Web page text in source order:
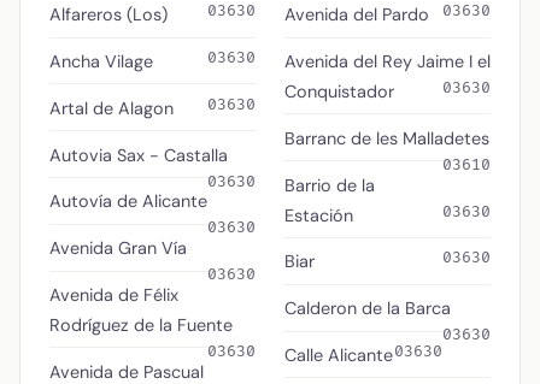
Alfareros (Los) 03630
Ancha Vilage 03630
Artal de Alagon 03630
Autovia Sax - Castalla
03630
Autovía de Alicante
03630
Avenida Gran Vía
03630
Avenida de Félix
Rodríguez de la Fuente
03630
Avenida de Pascual
Avenida del Pardo 03630
Avenida del Rey Jaime I el
Conquistador
03630
Barranc de les Malladetes
03610
Barrio de la
Estación
03630
Biar 03630
Calderon de la Barca
03630
Calle Alicante03630